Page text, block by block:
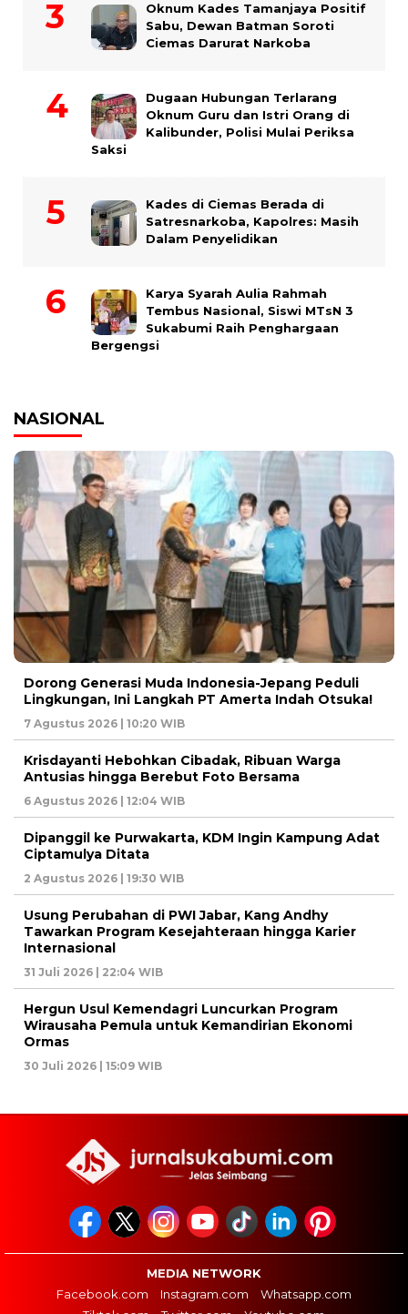
Oknum Kades Tamanjaya Positif
Sabu, Dewan Batman Soroti
Ciemas Darurat Narkoba
Dugaan Hubungan Terlarang
Oknum Guru dan Istri Orang di
Kalibunder, Polisi Mulai Periksa
Saksi
Kades di Ciemas Berada di
Satresnarkoba, Kapolres: Masih
Dalam Penyelidikan
Karya Syarah Aulia Rahmah
Tembus Nasional, Siswi MTsN 3
Sukabumi Raih Penghargaan
Bergengsi
NASIONAL
Dorong Generasi Muda Indonesia-Jepang Peduli
Lingkungan, Ini Langkah PT Amerta Indah Otsuka!
7 Agustus 2026 | 10:20 WIB
Krisdayanti Hebohkan Cibadak, Ribuan Warga
Antusias hingga Berebut Foto Bersama
6 Agustus 2026 | 12:04 WIB
Dipanggil ke Purwakarta, KDM Ingin Kampung Adat
Ciptamulya Ditata
2 Agustus 2026 | 19:30 WIB
Usung Perubahan di PWI Jabar, Kang Andhy
Tawarkan Program Kesejahteraan hingga Karier
Internasional
31 Juli 2026 | 22:04 WIB
Hergun Usul Kemendagri Luncurkan Program
Wirausaha Pemula untuk Kemandirian Ekonomi
Ormas
30 Juli 2026 | 15:09 WIB
MEDIA NETWORK
Facebook.com
Instagram.com
Whatsapp.com